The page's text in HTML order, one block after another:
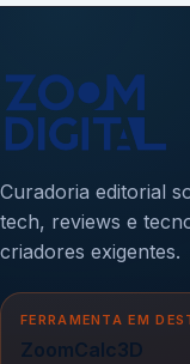
Curadoria editorial
tech, reviews e
criadores exigentes.
FERRAMENTA EM
ZoomCalc3D